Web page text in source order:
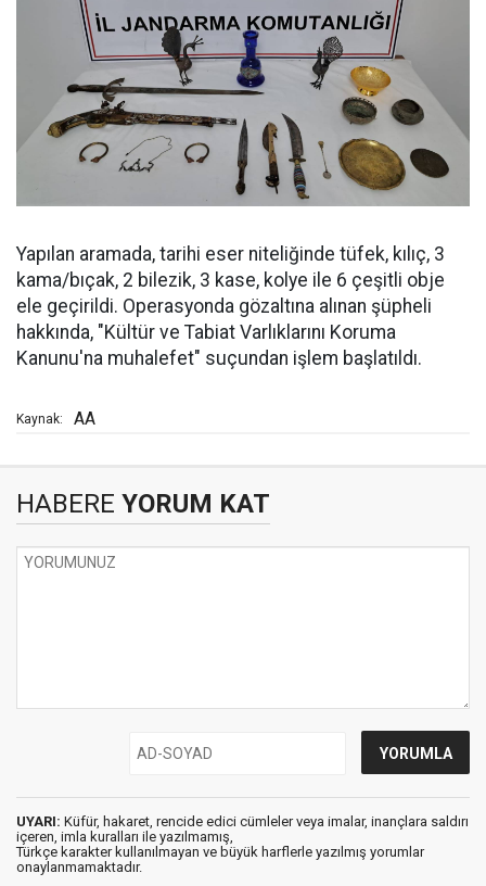
Yapılan aramada, tarihi eser niteliğinde tüfek, kılıç, 3
kama/bıçak, 2 bilezik, 3 kase, kolye ile 6 çeşitli obje
ele geçirildi. Operasyonda gözaltına alınan şüpheli
hakkında, "Kültür ve Tabiat Varlıklarını Koruma
Kanunu'na muhalefet" suçundan işlem başlatıldı.
Kaynak: AA
HABERE YORUM KAT
UYARI: Küfür, hakaret, rencide edici cümleler veya imalar, inançlara saldırı
içeren, imla kuralları ile yazılmamış,
Türkçe karakter kullanılmayan ve büyük harflerle yazılmış yorumlar
onaylanmamaktadır.